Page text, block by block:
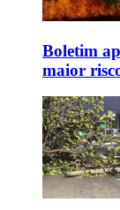
Boletim
maior